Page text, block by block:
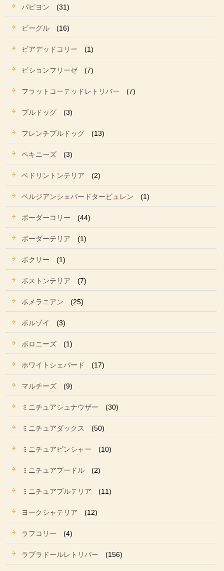
パピヨン (31)
ビーグル (16)
ビアデッドコリー (1)
ビションフリーゼ (7)
フラットコーテッドレトリバー (7)
ブルドッグ (3)
フレンチブルドッグ (13)
ペキニーズ (3)
ベドリントンテリア (2)
ベルジアンシェパードタービュレン (1)
ボーダーコリー (44)
ボーダーテリア (1)
ボクサー (1)
ボストンテリア (7)
ポメラニアン (25)
ボルゾイ (3)
ボロニーズ (1)
ホワイトシェパード (17)
マルチーズ (9)
ミニチュアシュナウザー (30)
ミニチュアダックス (50)
ミニチュアピンシャー (10)
ミニチュアプードル (2)
ミニチュアブルテリア (11)
ヨークシャテリア (12)
ラフコリー (4)
ラブラドールレトリバー (156)